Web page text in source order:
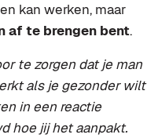
kan werken, maar
af te brengen bent.
te zorgen dat je man
als je gezonder wilt
in een reactie
hoe jij het aanpakt.